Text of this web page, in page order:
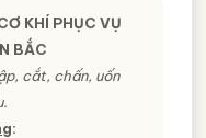
KHÍ PHỤC VỤ
BẮC
cắt, chấn, uốn
: